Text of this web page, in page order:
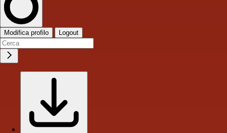
Modifica profilo Logout